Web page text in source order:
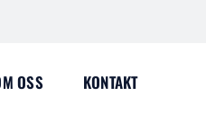
OSS KONTAKT